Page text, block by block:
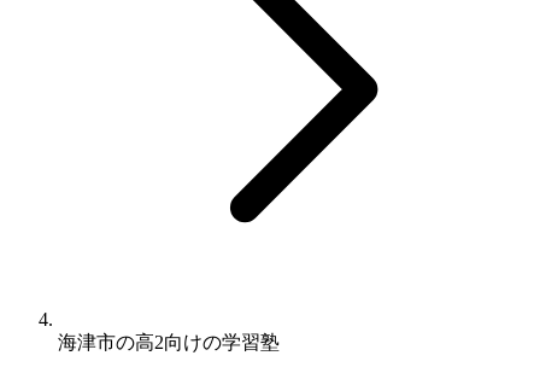
海津市の高2向けの学習塾